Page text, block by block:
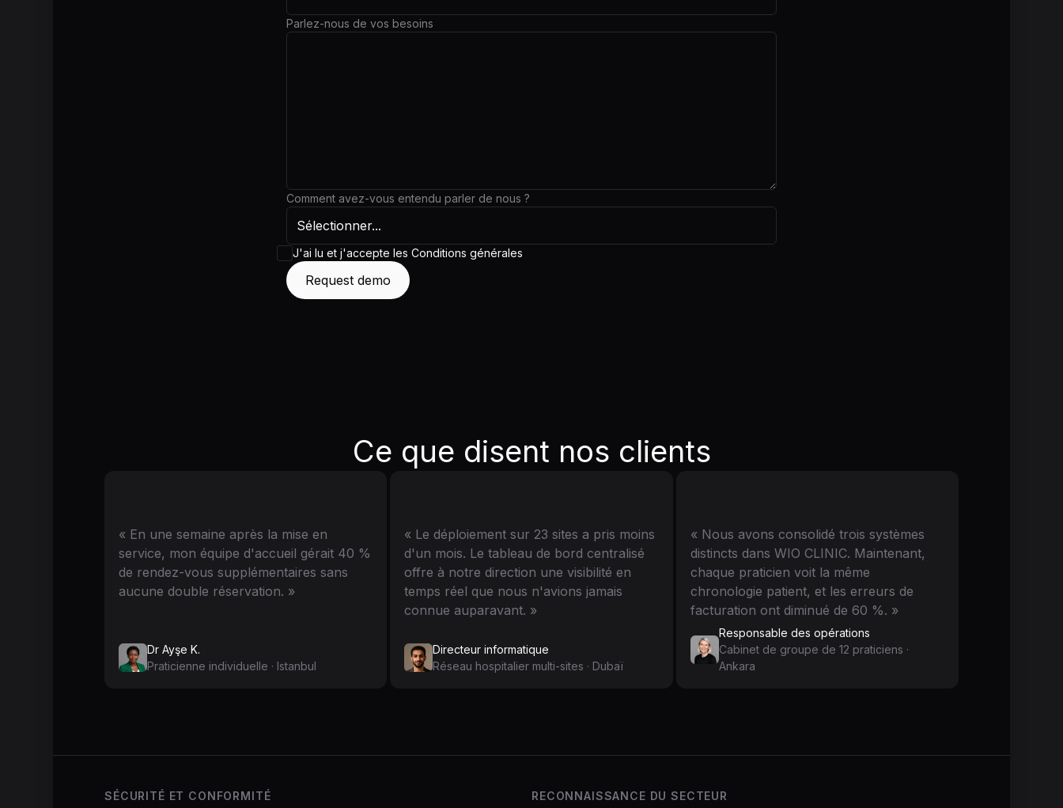
Parlez-nous de vos besoins
Comment avez-vous entendu parler de nous ?
J'ai lu et j'accepte les Conditions générales
Ce que disent nos clients
« En une semaine après la mise en
service, mon équipe d'accueil gérait 40 %
de rendez-vous supplémentaires sans
aucune double réservation. »
Dr Ayşe K.
Praticienne individuelle · Istanbul
« Le déploiement sur 23 sites a pris moins
d'un mois. Le tableau de bord centralisé
offre à notre direction une visibilité en
temps réel que nous n'avions jamais
connue auparavant. »
Directeur informatique
Réseau hospitalier multi-sites · Dubaï
« Nous avons consolidé trois systèmes
distincts dans WIO CLINIC. Maintenant,
chaque praticien voit la même
chronologie patient, et les erreurs de
facturation ont diminué de 60 %. »
Responsable des opérations
Cabinet de groupe de 12 praticiens ·
Ankara
SÉCURITÉ ET CONFORMITÉ RECONNAISSANCE DU SECTEUR